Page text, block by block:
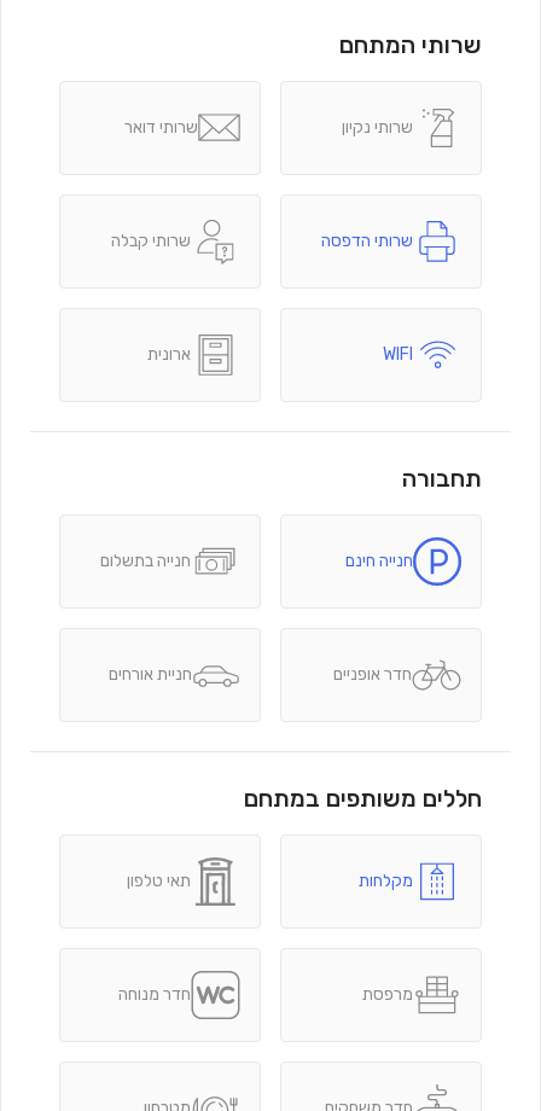
שרותי המתחם
שרותי נקיון שרותי דואר
שרותי הדפסה שרותי קבלה
WIFI ארונית
תחבורה
חנייה חינם חנייה בתשלום
חדר אופניים חניית אורחים
חללים משותפים במתחם
מקלחות תאי טלפון
מרפסת חדר מנוחה